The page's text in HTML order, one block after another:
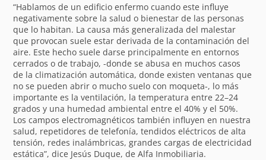
“Hablamos de un edificio enfermo cuando este influye
negativamente sobre la salud o bienestar de las personas
que lo habitan. La causa más generalizada del malestar
que provocan suele estar derivada de la contaminación del
aire. Este hecho suele darse principalmente en entornos
cerrados o de trabajo, -donde se abusa en muchos casos
de la climatización automática, donde existen ventanas que
no se pueden abrir o mucho suelo con moqueta-, lo más
importante es la ventilación, la temperatura entre 22–24
grados y una humedad ambiental entre el 40% y el 50%.
Los campos electromagnéticos también influyen en nuestra
salud, repetidores de telefonía, tendidos eléctricos de alta
tensión, redes inalámbricas, grandes cargas de electricidad
estática”, dice Jesús Duque, de Alfa Inmobiliaria.